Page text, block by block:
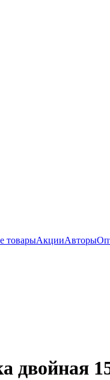
товарыАкцииАвторы
двойная